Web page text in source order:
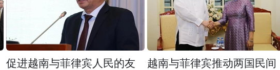
促进越南与菲律宾人民的友
越南与菲律宾推动两国民间